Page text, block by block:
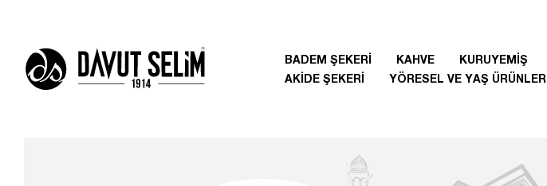
BADEM ŞEKERİ KAHVE KURUYEMİŞ
AKİDE ŞEKERİ
YÖRESEL VE YAŞ ÜRÜNLER